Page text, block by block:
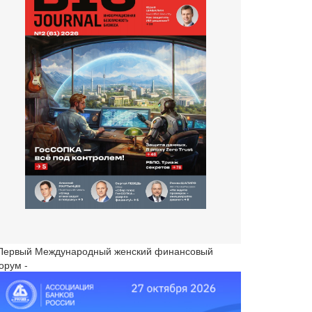
Международный женский финансовый
-